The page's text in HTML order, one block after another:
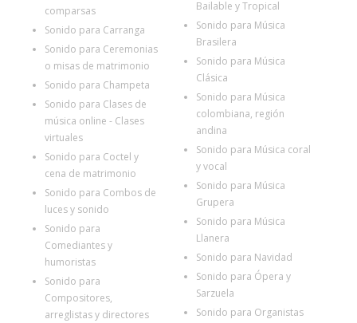
comparsas
Sonido para Carranga
Sonido para Ceremonias
o misas de matrimonio
Sonido para Champeta
Sonido para Clases de
música online - Clases
virtuales
Sonido para Coctel y
cena de matrimonio
Sonido para Combos de
luces y sonido
Sonido para
Comediantes y
humoristas
Sonido para
Compositores,
arreglistas y directores
Bailable y Tropical
Sonido para Música
Brasilera
Sonido para Música
Clásica
Sonido para Música
colombiana, región
andina
Sonido para Música coral
y vocal
Sonido para Música
Grupera
Sonido para Música
Llanera
Sonido para Navidad
Sonido para Ópera y
Sarzuela
Sonido para Organistas